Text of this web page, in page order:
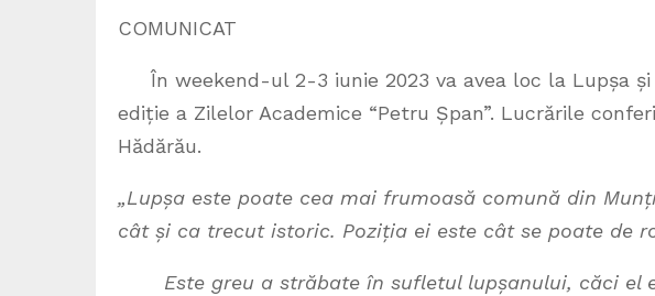
COMUNICAT
În weekend-ul 2-3 iunie 2023 va avea loc la Lupșa
ediție a Zilelor Academice “Petru Șpan”. Lucrările
Hădărău.
„Lupșa este poate cea mai frumoasă comună din
cât și ca trecut istoric. Poziția ei este cât se poate de
Este greu a străbate în sufletul lupșanului, căci el